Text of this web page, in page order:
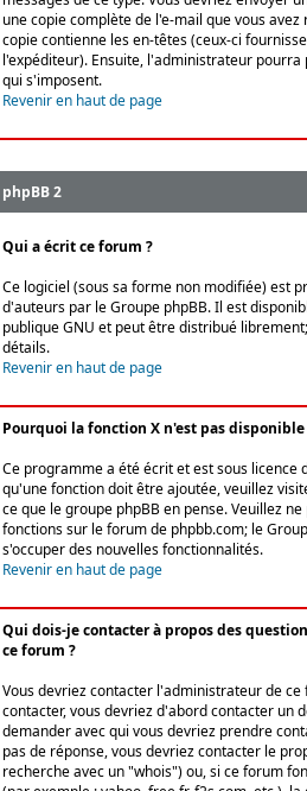
une copie complète de l'e-mail que vous
copie contienne les en-têtes (ceux-ci
l'expéditeur). Ensuite, l'administrateur
qui s'imposent.
Revenir en haut de page
phpBB 2
Qui a écrit ce forum ?
Ce logiciel (sous sa forme non modifiée) est
d'auteurs par leGroupe phpBB. Il est
publique GNU et peut être distribué
détails.
Revenir en haut de page
Pourquoi la fonction X n'est pas disponible
Ce programme a été écrit et est sous licence
qu'une fonction doit être ajoutée, veuillez
ce que le groupe phpBB en pense. Veuillez
fonctions sur le forum de phpbb.com; le
s'occuper des nouvelles fonctionnalités.
Revenir en haut de page
Qui dois-je contacter à propos des
ce forum ?
Vous devriez contacter l'administrateur de
contacter, vous devriez d'abord contacter un
demander avec qui vous devriez prendre
pas de réponse, vous devriez contacter le
recherche avec un "whois") ou, si ce forum